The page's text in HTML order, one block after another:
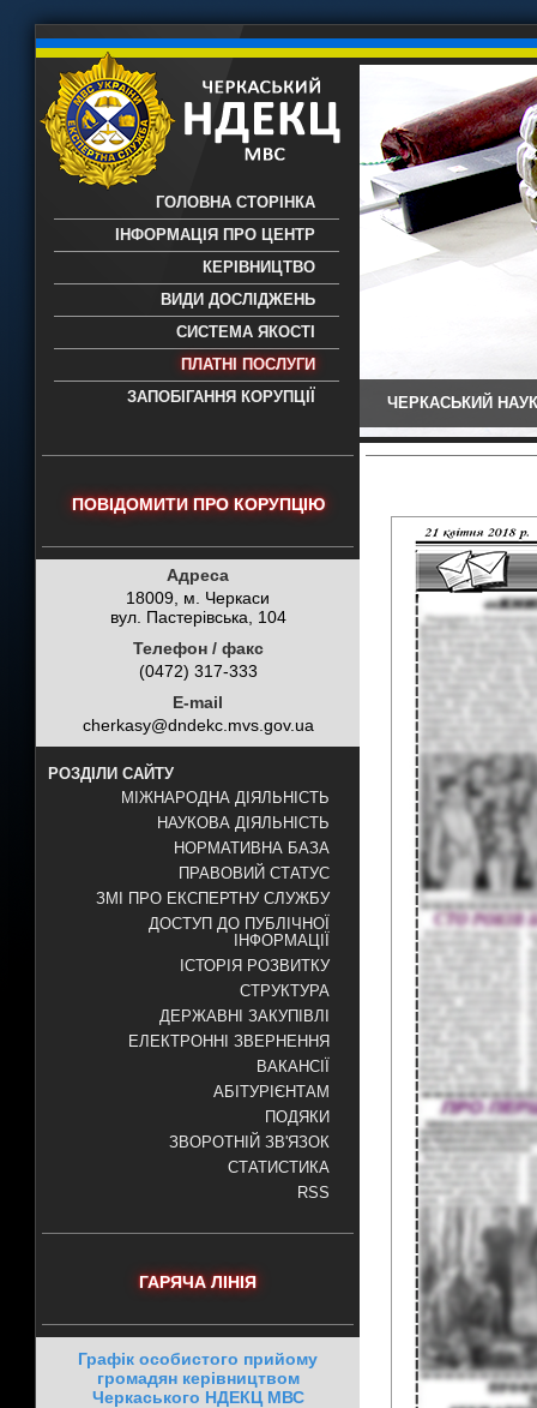
науково-дослідний експертно-
- проведення всих видів судових
експертиз
ГОЛОВНА СТОРІНКА
ІНФОРМАЦІЯ ПРО ЦЕНТР
КЕРІВНИЦТВО
ВИДИ ДОСЛІДЖЕНЬ
СИСТЕМА ЯКОСТІ
ПЛАТНІ ПОСЛУГИ
ЗАПОБІГАННЯ КОРУПЦІЇ
ЧЕРКАСЬКИЙ
ПОВІДОМИТИ ПРО КОРУПЦІЮ
Адреса
18009, м. Черкаси
вул. Пастерівська, 104
Телефон / факс
(0472) 317-333
E-mail
cherkasy@dndekc.mvs.gov.ua
РОЗДІЛИ САЙТУ
МІЖНАРОДНА ДІЯЛЬНІСТЬ
НАУКОВА ДІЯЛЬНІСТЬ
НОРМАТИВНА БАЗА
ПРАВОВИЙ СТАТУС
ЗМІ ПРО ЕКСПЕРТНУ СЛУЖБУ
ДОСТУП ДО ПУБЛІЧНОЇ
ІНФОРМАЦІЇ
ІСТОРІЯ РОЗВИТКУ
СТРУКТУРА
ДЕРЖАВНІ ЗАКУПІВЛІ
ЕЛЕКТРОННІ ЗВЕРНЕННЯ
ВАКАНСІЇ
АБІТУРІЄНТАМ
ПОДЯКИ
ЗВОРОТНІЙ ЗВ'ЯЗОК
СТАТИСТИКА
RSS
ГАРЯЧА ЛІНІЯ
Графік особистого прийому
громадян керівництвом
Черкаського НДЕКЦ МВС